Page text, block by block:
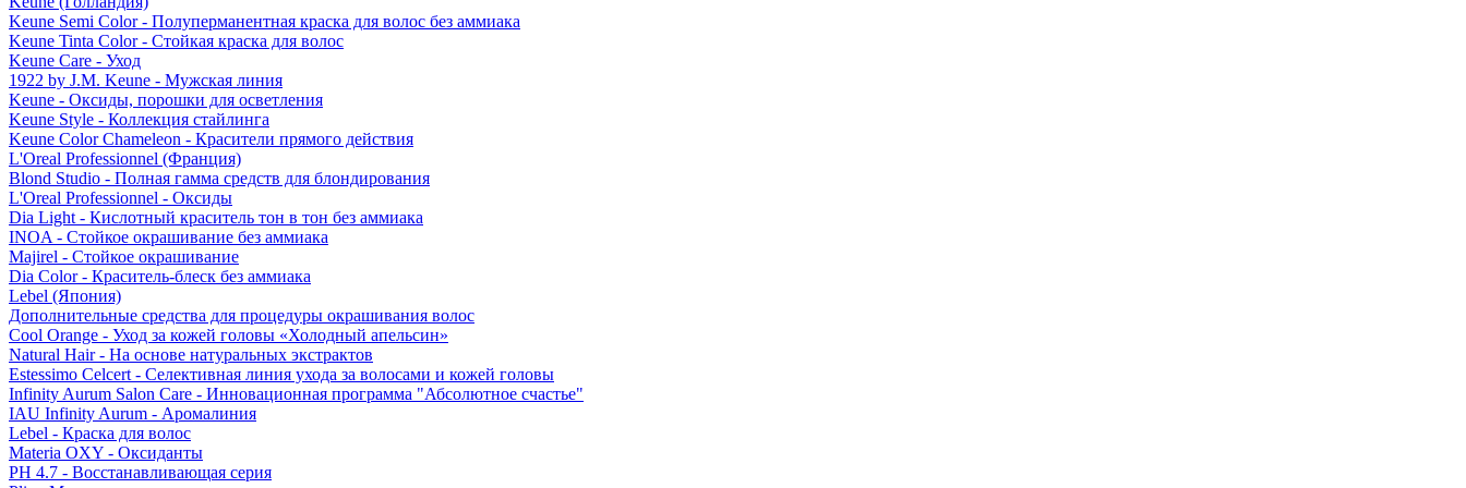
Keune Semi Color - Полуперманентная краска для волос без аммиака
Keune Tinta Color - Стойкая краска для волос
Keune Care - Уход
1922 by J.M. Keune - Мужская линия
Keune - Оксиды, порошки для осветления
Keune Style - Коллекция стайлинга
Keune Color Chameleon - Красители прямого действия
L'Oreal Professionnel (Франция)
Blond Studio - Полная гамма средств для блондирования
L'Oreal Professionnel - Оксиды
Dia Light - Кислотный краситель тон в тон без аммиака
INOA - Стойкое окрашивание без аммиака
Majirel - Стойкое окрашивание
Dia Color - Краситель-блеск без аммиака
Lebel (Япония)
Дополнительные средства для процедуры окрашивания волос
Cool Orange - Уход за кожей головы «Холодный апельсин»
Natural Hair - На основе натуральных экстрактов
Estessimo Celcert - Селективная линия ухода за волосами и кожей головы
Infinity Aurum Salon Care - Инновационная программа "Абсолютное счастье"
IAU Infinity Aurum - Аромалиния
Lebel - Краска для волос
Materia OXY - Оксиданты
PH 4.7 - Восстанавливающая серия